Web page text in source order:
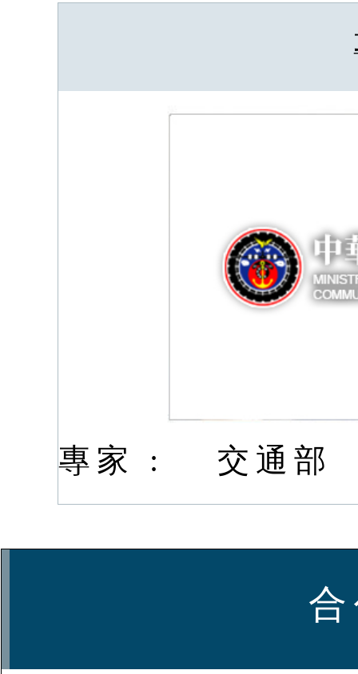
專家 : 交通部
合